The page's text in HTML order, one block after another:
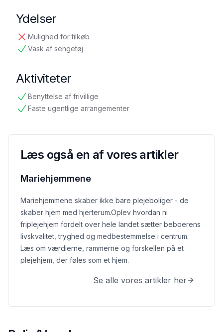
Ydelser
Mulighed for tilkøb
ikke tilgængelig
Vask af sengetøj
tilgængelig
Aktiviteter
Benyttelse af frivillige
tilgængelig
Faste ugentlige arrangementer
tilgængelig
Læs også en af vores artikler
Mariehjemmene
Mariehjemmene skaber ikke bare plejeboliger - de
skaber hjem med hjerterum.Oplev hvordan ni
friplejehjem fordelt over hele landet sætter beboerens
livskvalitet, tryghed og medbestemmelse i centrum.
Læs om værdierne, rammerne og forskellen på et
plejehjem, der føles som et hjem.
Se alle vores artikler her